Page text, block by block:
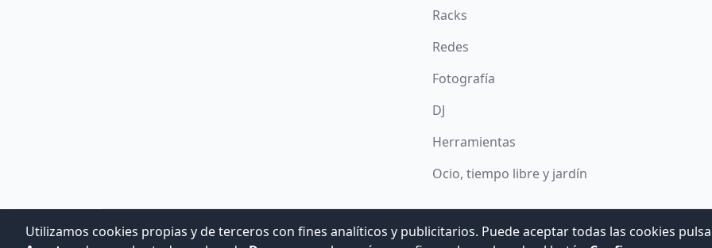
Racks
Redes
Fotografía
DJ
Herramientas
Ocio, tiempo libre y jardín
© 2008 - Hogar Digital e Inmótica Ingenieros, S.L.
Utilizamos cookies propias y de terceros con fines analíticos y publicitarios. Puede aceptar todas las cookies